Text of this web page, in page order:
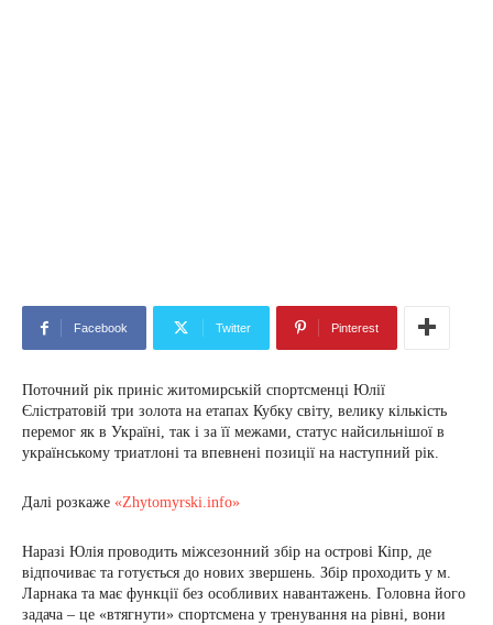
Facebook Twitter Pinterest
Поточний рік приніс житомирській спортсменці Юлії
Єлістратовій три золота на етапах Кубку світу, велику кількість
перемог як в Україні, так і за її межами, статус найсильнішої в
українському триатлоні та впевнені позиції на наступний рік.
Далі розкаже «Zhytomyrski.info»
Наразі Юлія проводить міжсезонний збір на острові Кіпр, де
відпочиває та готується до нових звершень. Збір проходить у м.
Ларнака та має функції без особливих навантажень. Головна його
задача – це «втягнути» спортсмена у тренування на рівні, вони